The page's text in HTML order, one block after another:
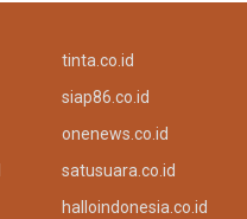
tinta.co.id
siap86.co.id
onenews.co.id
satusuara.co.id
halloindonesia.co.id